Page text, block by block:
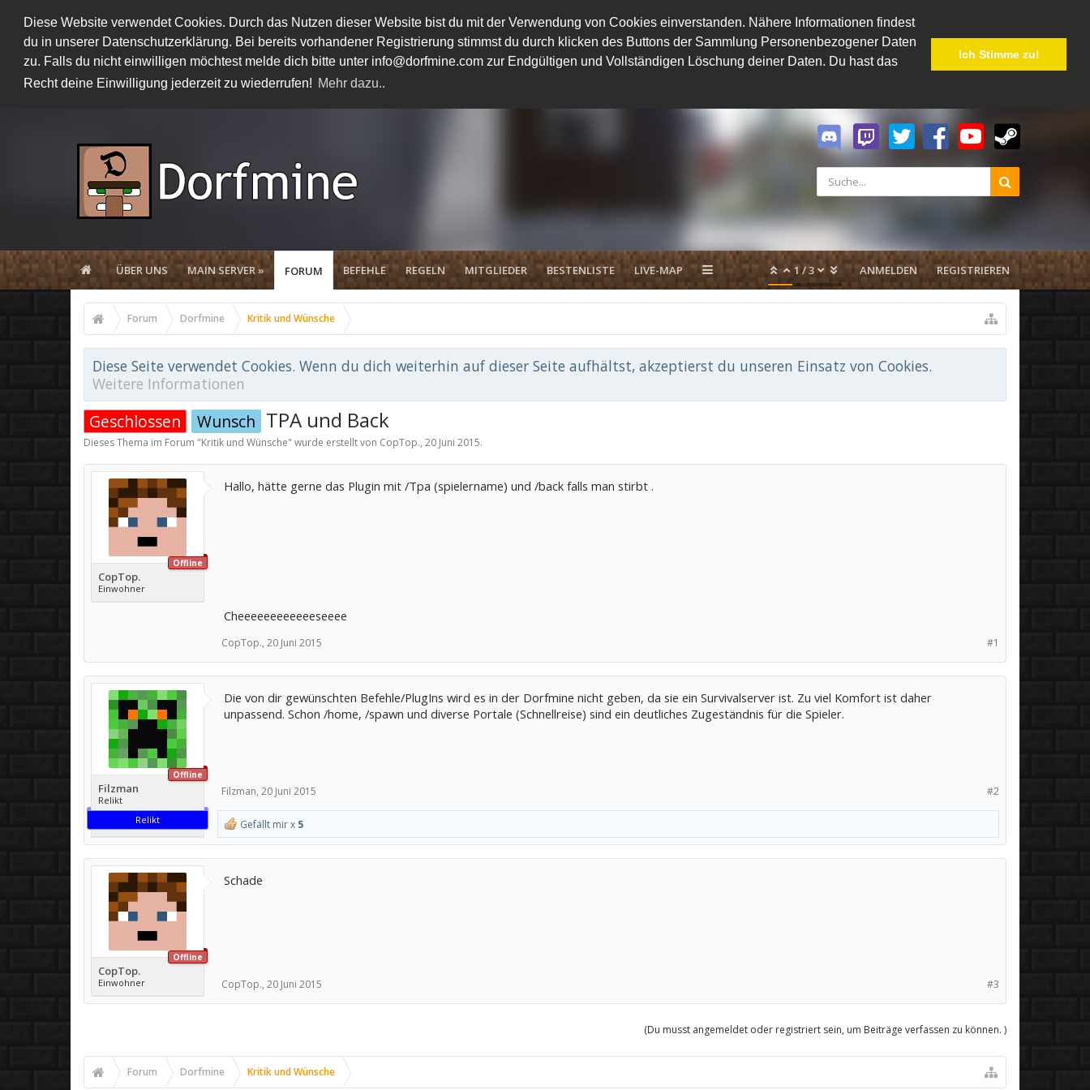
Diese Website verwendet Cookies. Durch das Nutzen dieser Website bist du mit der Verwendung von Cookies einverstanden. Nähere Informationen findest
du in unserer Datenschutzerklärung. Bei bereits vorhandener Registrierung stimmst du durch klicken des Buttons der Sammlung Personenbezogener Daten
zu. Falls du nicht einwilligen möchtest melde dich bitte unter info@dorfmine.com zur Endgültigen und Vollständigen Löschung deiner Daten. Du hast das
Recht deine Einwilligung jederzeit zu wiederrufen! Mehr dazu..
Ich Stimme zu!
ÜBER UNS MAIN SERVER » FORUM BEFEHLE REGELN MITGLIEDER BESTENLISTE LIVE-MAP 1/3 ANMELDEN REGISTRIEREN
Forum Dorfmine Kritik und Wünsche
Diese Seite verwendet Cookies. Wenn du dich weiterhin auf dieser Seite aufhältst, akzeptierst du unseren Einsatz von Cookies.
Weitere Informationen
Geschlossen Wunsch TPA und Back
Dieses Thema im Forum "Kritik und Wünsche" wurde erstellt von CopTop., 20 Juni 2015.
Offline
CopTop.
Einwohner
Hallo, hätte gerne das Plugin mit /Tpa (spielername) und /back falls man stirbt .
Cheeeeeeeeeeeeseeee
#1
CopTop., 20 Juni 2015
Offline
Filzman
Relikt
Relikt
Die von dir gewünschten Befehle/PlugIns wird es in der Dorfmine nicht geben, da sie ein Survivalserver ist. Zu viel Komfort ist daher
unpassend. Schon /home, /spawn und diverse Portale (Schnellreise) sind ein deutliches Zugeständnis für die Spieler.
#2
Filzman, 20 Juni 2015
Gefällt mir x 5
Offline
CopTop.
Einwohner
Schade
#3
CopTop., 20 Juni 2015
(Du musst angemeldet oder registriert sein, um Beiträge verfassen zu können. )
Forum Dorfmine Kritik und Wünsche